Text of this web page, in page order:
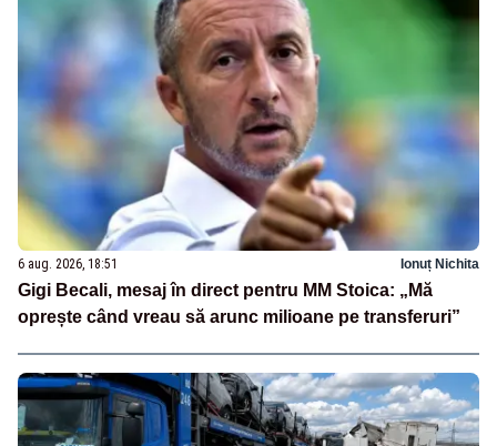
6 aug. 2026, 18:51 Ionuț Nichita
Gigi Becali, mesaj în direct pentru MM Stoica: „Mă
oprește când vreau să arunc milioane pe transferuri”